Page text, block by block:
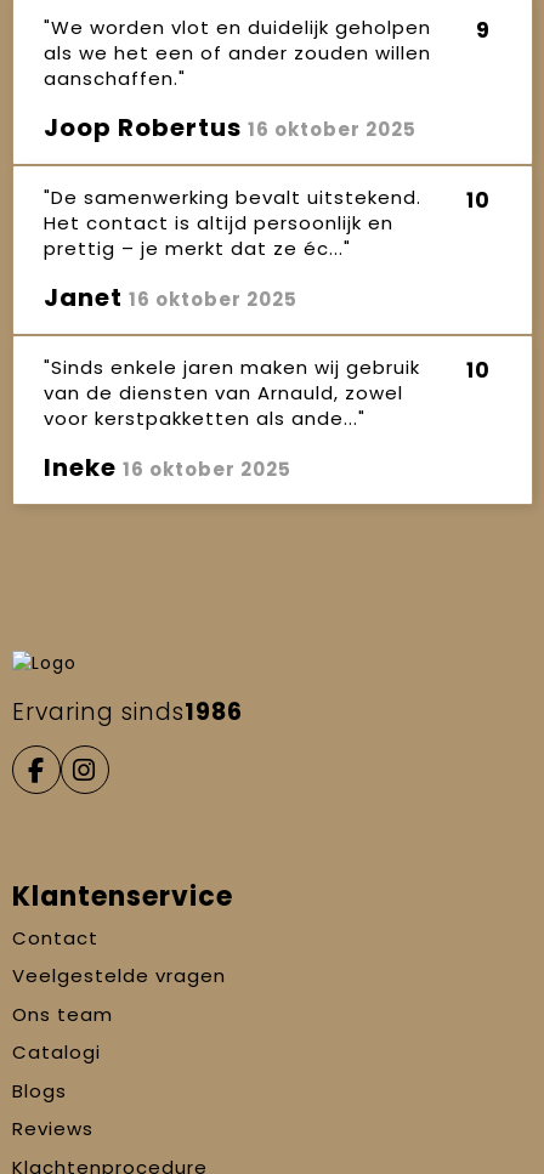
"We worden vlot en duidelijk geholpen
als we het een of ander zouden willen
aanschaffen."
9
Joop Robertus 16 oktober 2025
"De samenwerking bevalt uitstekend.
Het contact is altijd persoonlijk en
prettig – je merkt dat ze éc..."
10
Janet 16 oktober 2025
"Sinds enkele jaren maken wij gebruik
van de diensten van Arnauld, zowel
voor kerstpakketten als ande..."
10
Ineke 16 oktober 2025
Ervaring sinds1986
Klantenservice
Contact
Veelgestelde vragen
Ons team
Catalogi
Blogs
Reviews
Klachtenprocedure